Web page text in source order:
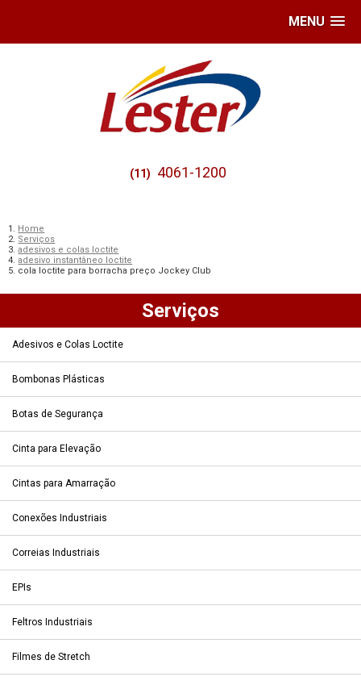
MENU
(11) 4061-1200
Home
Serviços
adesivos e colas loctite
adesivo instantâneo loctite
cola loctite para borracha preço Jockey Club
Serviços
Adesivos e Colas Loctite
Bombonas Plásticas
Botas de Segurança
Cinta para Elevação
Cintas para Amarração
Conexões Industriais
Correias Industriais
EPIs
Feltros Industriais
Filmes de Stretch